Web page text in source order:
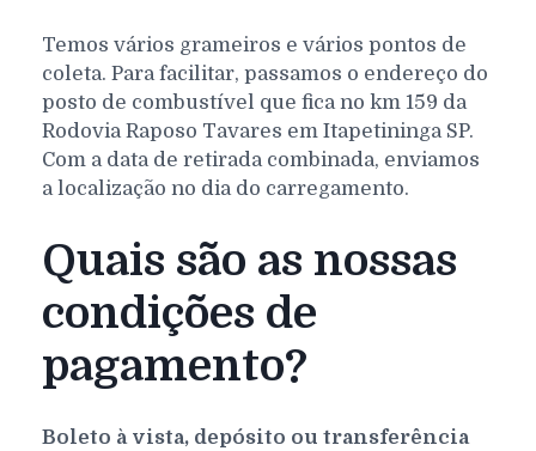
Temos vários grameiros e vários pontos de
coleta. Para facilitar, passamos o endereço do
posto de combustível que fica no km 159 da
Rodovia Raposo Tavares em Itapetininga SP.
Com a data de retirada combinada, enviamos
a localização no dia do carregamento.
Quais são as nossas
condições de
pagamento?
Boleto à vista, depósito ou transferência